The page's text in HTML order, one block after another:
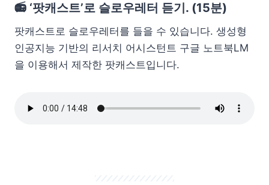
📻 ‘팟캐스트’로 슬로우레터 듣기. (15분)
팟캐스트로 슬로우레터를 들을 수 있습니다. 생성형
인공지능 기반의 리서치 어시스턴트 구글 노트북LM
을 이용해서 제작한 팟캐스트입니다.